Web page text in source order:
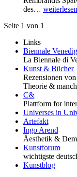
des… weiterlesen
Seite 1 von 1
Links
Biennale Venedig
La Biennale di
Kunst & Bücher
Rezensionen
Theorie &
C&
Plattform for
Universes in
Artefakt
Ingo Arend
Äesthetik &
Kunstforum
wichtigste
Kunstblog